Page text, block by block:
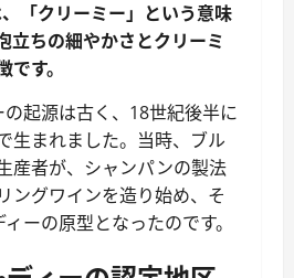
「クリーミー」という意味
立ちの細やかさとクリーミ
す。
の起源は古く、18世紀後半に
生まれました。当時、ブル
産者が、シャンパンの製法
ングワインを造り始め、そ
ィーの原型となったのです。